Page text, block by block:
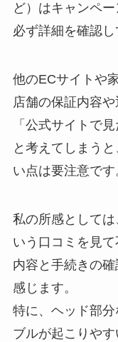
ど）はキャンペ
必ず詳細を確認し
他のECサイトや
店舗の保証内容や
「公式サイトで
と考えてしまう
い点は要注意です
私の所感として
いう口コミを見
内容と手続きの
感じます。
特に、ヘッド部
ブルが起こりや